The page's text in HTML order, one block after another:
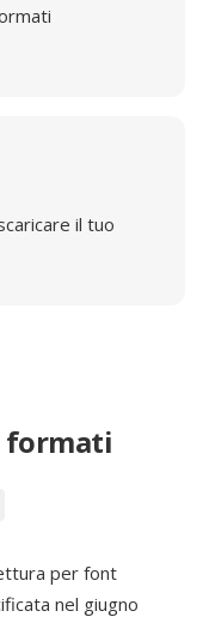
il tuo
formati
per font
nel giugno